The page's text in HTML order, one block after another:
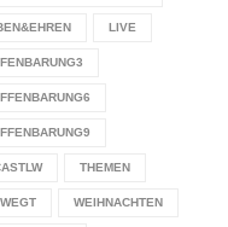
LIVE
THEMEN
WEIHNACHTEN